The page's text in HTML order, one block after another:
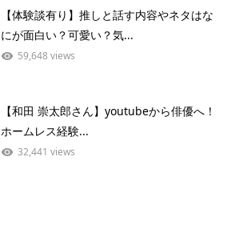
【体験談有り】推しと話す内容やネタはな
にが面白い？可愛い？気...
59,648 views
【和田 崇太郎さん】youtubeから俳優へ！
ホームレス経験...
32,441 views